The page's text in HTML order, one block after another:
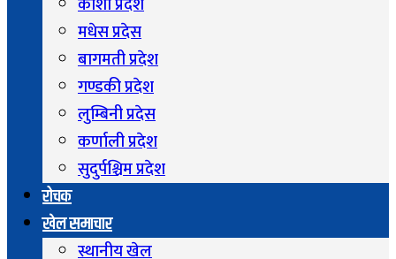
मधेस प्रदेस
बागमती प्रदेश
गण्डकी प्रदेश
लुम्बिनी प्रदेस
कर्णाली प्रदेश
सुदुर्पश्चिम प्रदेश
रोचक
खेल समाचार
स्थानीय खेल